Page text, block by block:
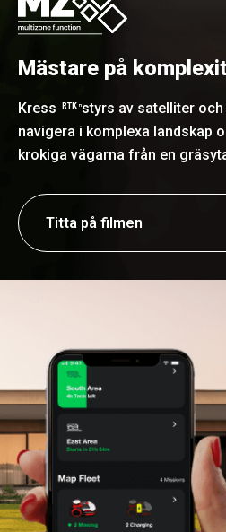
Mästare på
Kress RTK nstyrs av satelliter och
navigera i komplexa landskap
krokiga vägarna från en
Titta på filmen